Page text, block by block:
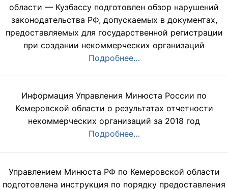
области — Кузбассу подготовлен обзор нарушений
законодательства РФ, допускаемых в документах,
предоставляемых для государственной регистрации
при создании некоммерческих организаций
Подробнее…
Информация Управления Минюста России по
Кемеровской области о результатах отчетности
некоммерческих организаций за 2018 год
Подробнее…
Управлением Минюста РФ по Кемеровской области
подготовлена инструкция по порядку предоставления